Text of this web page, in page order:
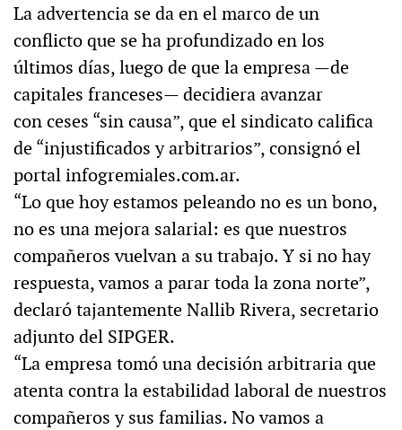
La advertencia se da en el marco de un
conflicto que se ha profundizado en los
últimos días, luego de que la empresa —de
capitales franceses— decidiera avanzar
con ceses “sin causa”, que el sindicato califica
de “injustificados y arbitrarios”, consignó el
portal infogremiales.com.ar.
“Lo que hoy estamos peleando no es un bono,
no es una mejora salarial: es que nuestros
compañeros vuelvan a su trabajo. Y si no hay
respuesta, vamos a parar toda la zona norte”,
declaró tajantemente Nallib Rivera, secretario
adjunto del SIPGER.
“La empresa tomó una decisión arbitraria que
atenta contra la estabilidad laboral de nuestros
compañeros y sus familias. No vamos a